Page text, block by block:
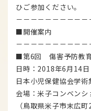
ひご参加ください。
－－－－－－－－－
■開催案内
－－－－－－－－－
■第6回 傷害予防教
日時：2018年6月14
日本小児保健協会学術
会場：米子コンベン
（鳥取県米子市末広町